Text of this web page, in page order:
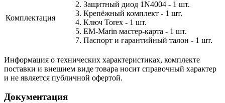
Комплектация
2. Защитный диод 1N4004 - 1 шт.
3. Крепёжный комплект - 1 шт.
4. Ключ Torex - 1 шт.
5. EM-Marin мастер-карта - 1 шт.
7. Паспорт и гарантийный талон - 1 шт.
Информация о технических характеристиках, комплекте
поставки и внешнем виде товара носит справочный характер
и не является публичной офертой.
Документация